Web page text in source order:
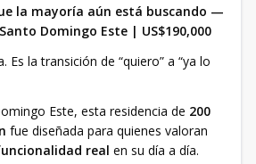
la mayoría aún está buscando —
Domingo Este | US$190,000
Es la transición de “quiero” a “ya lo
Este, esta residencia de 200
fue diseñada para quienes valoran
real en su día a día.